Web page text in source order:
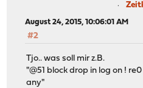
August 24, 2015, 10:06:01 AM
#2
Tjo.. was soll mir z.B.
"@51 block drop in log on !
any"